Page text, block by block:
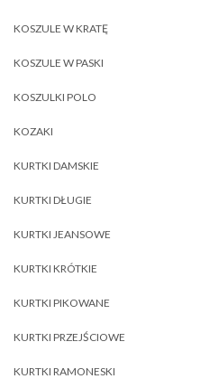
KOSZULE W KRATĘ
KOSZULE W PASKI
KOSZULKI POLO
KOZAKI
KURTKI DAMSKIE
KURTKI DŁUGIE
KURTKI JEANSOWE
KURTKI KRÓTKIE
KURTKI PIKOWANE
KURTKI PRZEJŚCIOWE
KURTKI RAMONESKI